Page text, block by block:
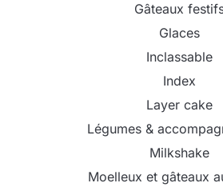
Gâteaux
Glaces
Inclassable
Index
Layer cake
Légumes &
Milkshake
Moelleux et gâteaux